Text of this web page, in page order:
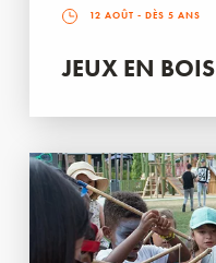
12 AOÛT - DÈS 5 ANS
JEUX EN BOIS